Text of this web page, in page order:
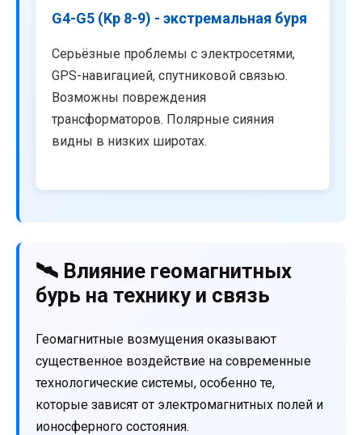
G4-G5 (Kp 8-9) - экстремальная буря
Серьёзные проблемы с электросетями,
GPS-навигацией, спутниковой связью.
Возможны повреждения
трансформаторов. Полярные сияния
видны в низких широтах.
🛰️ Влияние геомагнитных
бурь на технику и связь
Геомагнитные возмущения оказывают
существенное воздействие на современные
технологические системы, особенно те,
которые зависят от электромагнитных полей и
ионосферного состояния.